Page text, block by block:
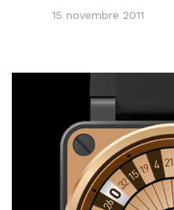
15 novembre 2011